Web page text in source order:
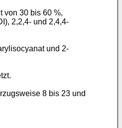
von 30 bis 60 %,
2,2,4- und 2,4,4-
und 2-
8 bis 23 und